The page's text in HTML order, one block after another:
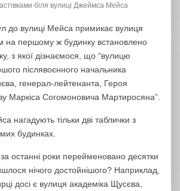
біля вулиці Джеймса Мейса
до вулиці Мейса примикає вулиця
на першому ж будинку встановлено
з якої дізнаємося, що “вулицю
післявоєнного начальника
генерал-лейтенанта, Героя
Маркіса Согомоновича Мартиросяна”.
нагадують тільки дві таблички з
будинках.
останні роки перейменовано десятки
нічого достойнішого? Наприклад,
досі є вулиця академіка Щусєва,